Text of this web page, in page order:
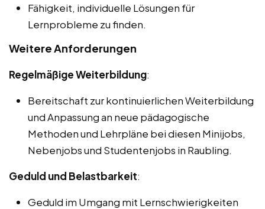
Fähigkeit, individuelle Lösungen für
Lernprobleme zu finden.
Weitere Anforderungen
Regelmäßige Weiterbildung:
Bereitschaft zur kontinuierlichen Weiterbildung
und Anpassung an neue pädagogische
Methoden und Lehrpläne bei diesen Minijobs,
Nebenjobs und Studentenjobs in Raubling.
Geduld und Belastbarkeit:
Geduld im Umgang mit Lernschwierigkeiten